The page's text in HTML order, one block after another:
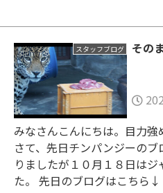
スタッフブログ その
みなさんこんにちは。目力強
さて、先日チンパンジーの
りましたが１０月１８日は
た。 先日のブログはこちら